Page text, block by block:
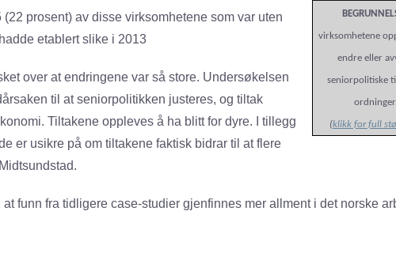
virksomhetene
endre eller
seniorpolitiske
(klikk for full
(22 prosent) av disse virksomhetene som var uten
etablert slike i 2013
over at endringene var så store. Undersøkelsen
til at seniorpolitikken justeres, og tiltak
Tiltakene oppleves å ha blitt for dyre. I tillegg
er usikre på om tiltakene faktisk bidrar til at flere
at funn fra tidligere case-studier gjenfinnes mer allment i det norske